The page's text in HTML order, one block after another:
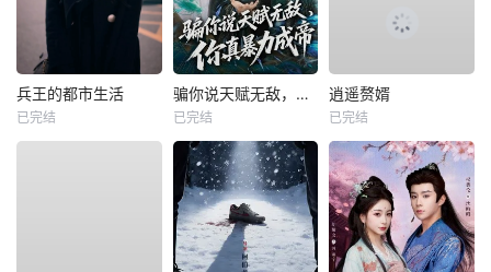
兵王的都市生活
已完结
骗你说天赋无敌，你真暴力成帝
已完结
逍遥赘婿
已完结